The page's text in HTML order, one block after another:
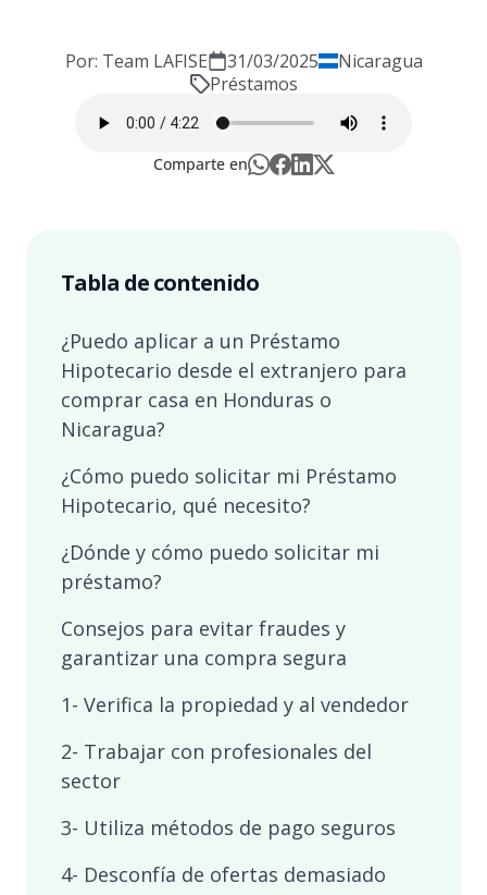
Por: Team LAFISE 31/03/2025
Nicaragua
Préstamos
Comparte en
Tabla de contenido
¿Puedo aplicar a un Préstamo
Hipotecario desde el extranjero para
comprar casa en Honduras o
Nicaragua?
¿Cómo puedo solicitar mi Préstamo
Hipotecario, qué necesito?
¿Dónde y cómo puedo solicitar mi
préstamo?
Consejos para evitar fraudes y
garantizar una compra segura
1- Verifica la propiedad y al vendedor
2- Trabajar con profesionales del
sector
3- Utiliza métodos de pago seguros
4- Desconfía de ofertas demasiado